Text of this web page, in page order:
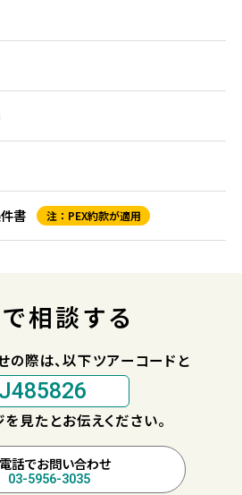
書 注：PEX約款が適用
相談する
の際は、以下ツアーコードと
J485826
見たとお伝えください。
話でお問い合わせ
03-5956-3035